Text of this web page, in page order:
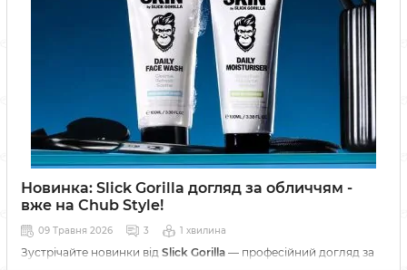
Новинка: Slick Gorilla догляд за обличчям -
вже на Chub Style!
09 Травня 2026 3 1 хвилина
Зустрічайте новинки від Slick Gorilla — професійний догляд за